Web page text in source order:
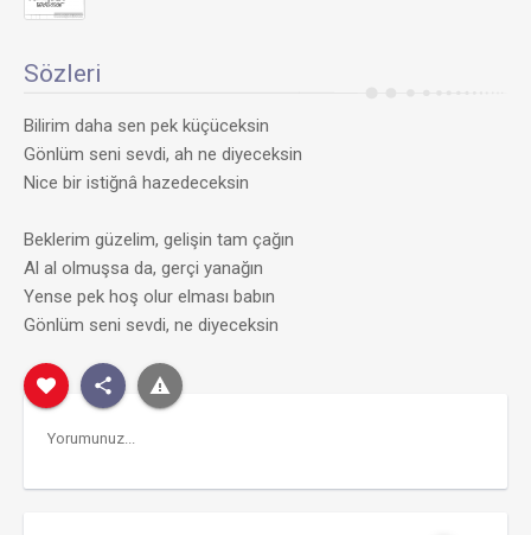
Sözleri
Bilirim daha sen pek küçüceksin
Gönlüm seni sevdi, ah ne diyeceksin
Nice bir istiğnâ hazedeceksin
Beklerim güzelim, gelişin tam çağın
Al al olmuşsa da, gerçi yanağın
Yense pek hoş olur elması babın
Gönlüm seni sevdi, ne diyeceksin